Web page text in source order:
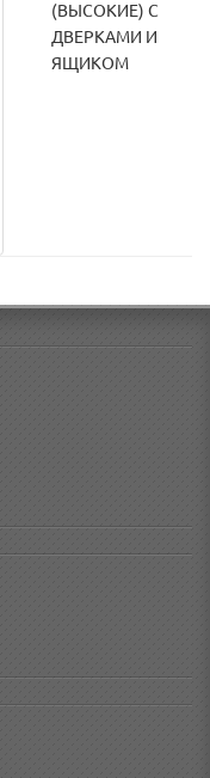
(ВЫСОКИЕ) С
ДВЕРКАМИ И
ЯЩИКОМ